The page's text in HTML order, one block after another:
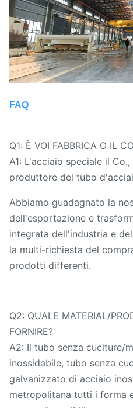
FAQ
Q1: È VOI FABBRICA O IL
A1: L'acciaio speciale il
produttore del tubo
Abbiamo guadagnato la
dell'esportazione e
integrata dell'industria e
la multi-richiesta del
prodotti differenti.
Q2: QUALE MATERIAL/
FORNIRE?
A2: Il tubo senza cuciture/
inossidabile, tubo senza
galvanizzato di acciaio
metropolitana tutti i forma